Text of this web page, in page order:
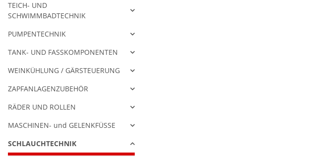
TEICH- UND
SCHWIMMBADTECHNIK
PUMPENTECHNIK
TANK- UND FASSKOMPONENTEN
WEINKÜHLUNG / GÄRSTEUERUNG
ZAPFANLAGENZUBEHÖR
RÄDER UND ROLLEN
MASCHINEN- und GELENKFÜSSE
SCHLAUCHTECHNIK